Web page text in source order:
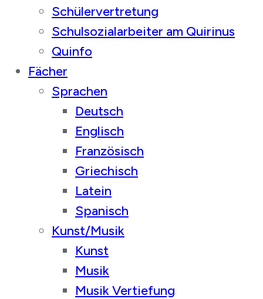
Schülervertretung
Schulsozialarbeiter am Quirinus
Quinfo
Fächer
Sprachen
Deutsch
Englisch
Französisch
Griechisch
Latein
Spanisch
Kunst/Musik
Kunst
Musik
Musik Vertiefung